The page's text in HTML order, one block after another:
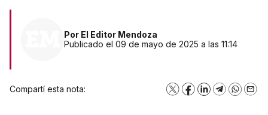
Por El Editor Mendoza
Publicado el 09 de mayo de 2025 a las 11:14
Compartí esta nota: X Facebook
LinkedInTelegram